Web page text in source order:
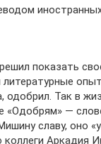
показать
одобрил. Так в
«Одобрям» —
славу, оно
коллеги Аркадия